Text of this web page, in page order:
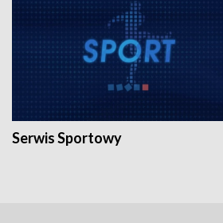
Serwis Sportowy